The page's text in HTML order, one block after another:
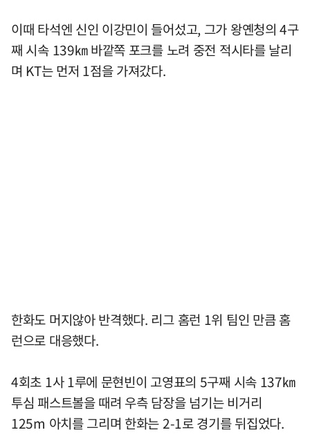
이때 타석엔 신인 이강민이 들어섰고, 그가 왕옌청의 4구
째 시속 139㎞ 바깥쪽 포크를 노려 중전 적시타를 날리
며 KT는 먼저 1점을 가져갔다.
한화도 머지않아 반격했다. 리그 홈런 1위 팀인 만큼 홈
런으로 대응했다.
4회초 1사 1루에 문현빈이 고영표의 5구째 시속 137㎞
투심 패스트볼을 때려 우측 담장을 넘기는 비거리
125m 아치를 그리며 한화는 2-1로 경기를 뒤집었다.